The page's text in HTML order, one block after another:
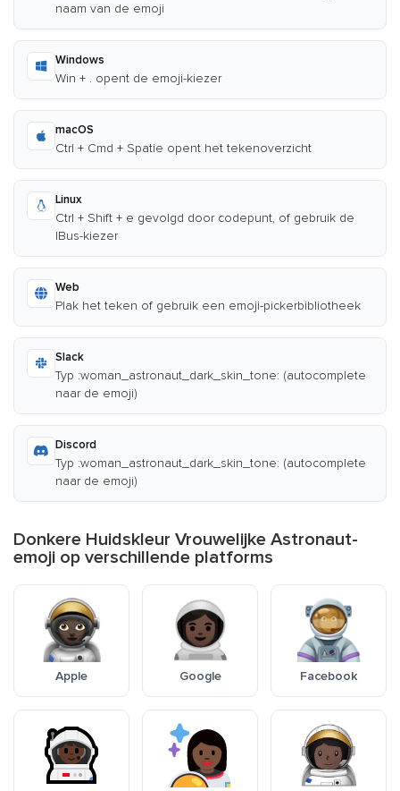
naam van de emoji
Windows
Win + . opent de emoji-kiezer
macOS
Ctrl + Cmd + Spatie opent het tekenoverzicht
Linux
Ctrl + Shift + e gevolgd door codepunt, of gebruik de
IBus-kiezer
Web
Plak het teken of gebruik een emoji-pickerbibliotheek
Slack
Typ :woman_astronaut_dark_skin_tone: (autocomplete
naar de emoji)
Discord
Typ :woman_astronaut_dark_skin_tone: (autocomplete
naar de emoji)
Donkere Huidskleur Vrouwelijke Astronaut-
emoji op verschillende platforms
Apple Google Facebook